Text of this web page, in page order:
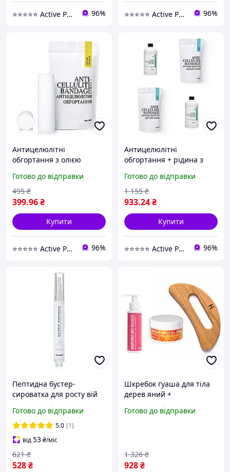
⭐️⭐️⭐️⭐️⭐️ Active Point 96% ⭐️⭐️⭐️⭐️⭐️ Active Point 96%
Антицелюлітні
обгортання з олією
cellulite Bandage African
Ximenia (652225)
Готово до відправки
399.96₴
495 ₴
Купити
⭐️⭐️⭐️⭐️⭐️ Active Point 96%
Антицелюлітні
обгортання + рідина з
ефектом Hillary Anti-
cellulite Cooling Effect (12
процедур (652299)
Готово до відправки
933.24₴
1 155 ₴
Купити
⭐️⭐️⭐️⭐️⭐️ Active Point 96%
Пептидна бустер-
сироватка для росту вій
Booster Hillary 3 мл
Готово до відправки
5.0 (1)
від53₴/міс
528₴
621 ₴
Шкребок гуаша для тіла
дерев яний +
антицелюлітний догляд
Готово до відправки
928₴
1 326 ₴